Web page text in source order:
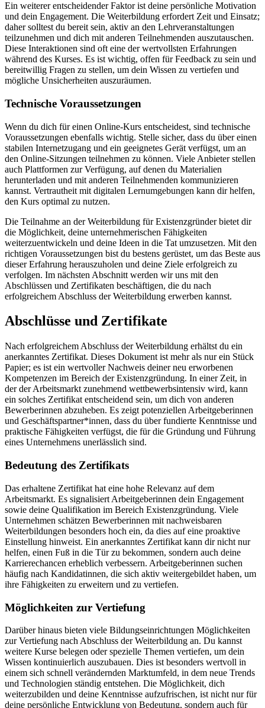
Ein weiterer entscheidender Faktor ist deine persönliche Motivation
und dein Engagement. Die Weiterbildung erfordert Zeit und Einsatz;
daher solltest du bereit sein, aktiv an den Lehrveranstaltungen
teilzunehmen und dich mit anderen Teilnehmenden auszutauschen.
Diese Interaktionen sind oft eine der wertvollsten Erfahrungen
während des Kurses. Es ist wichtig, offen für Feedback zu sein und
bereitwillig Fragen zu stellen, um dein Wissen zu vertiefen und
mögliche Unsicherheiten auszuräumen.
Technische Voraussetzungen
Wenn du dich für einen Online-Kurs entscheidest, sind technische
Voraussetzungen ebenfalls wichtig. Stelle sicher, dass du über einen
stabilen Internetzugang und ein geeignetes Gerät verfügst, um an
den Online-Sitzungen teilnehmen zu können. Viele Anbieter stellen
auch Plattformen zur Verfügung, auf denen du Materialien
herunterladen und mit anderen Teilnehmenden kommunizieren
kannst. Vertrautheit mit digitalen Lernumgebungen kann dir helfen,
den Kurs optimal zu nutzen.
Die Teilnahme an der Weiterbildung für Existenzgründer bietet dir
die Möglichkeit, deine unternehmerischen Fähigkeiten
weiterzuentwickeln und deine Ideen in die Tat umzusetzen. Mit den
richtigen Voraussetzungen bist du bestens gerüstet, um das Beste aus
dieser Erfahrung herauszuholen und deine Ziele erfolgreich zu
verfolgen. Im nächsten Abschnitt werden wir uns mit den
Abschlüssen und Zertifikaten beschäftigen, die du nach
erfolgreichem Abschluss der Weiterbildung erwerben kannst.
Abschlüsse und Zertifikate
Nach erfolgreichem Abschluss der Weiterbildung erhältst du ein
anerkanntes Zertifikat. Dieses Dokument ist mehr als nur ein Stück
Papier; es ist ein wertvoller Nachweis deiner neu erworbenen
Kompetenzen im Bereich der Existenzgründung. In einer Zeit, in
der der Arbeitsmarkt zunehmend wettbewerbsintensiv wird, kann
ein solches Zertifikat entscheidend sein, um dich von anderen
Bewerberinnen abzuheben. Es zeigt potenziellen Arbeitgeberinnen
und Geschäftspartner*innen, dass du über fundierte Kenntnisse und
praktische Fähigkeiten verfügst, die für die Gründung und Führung
eines Unternehmens unerlässlich sind.
Bedeutung des Zertifikats
Das erhaltene Zertifikat hat eine hohe Relevanz auf dem
Arbeitsmarkt. Es signalisiert Arbeitgeberinnen dein Engagement
sowie deine Qualifikation im Bereich Existenzgründung. Viele
Unternehmen schätzen Bewerberinnen mit nachweisbaren
Weiterbildungen besonders hoch ein, da dies auf eine proaktive
Einstellung hinweist. Ein anerkanntes Zertifikat kann dir nicht nur
helfen, einen Fuß in die Tür zu bekommen, sondern auch deine
Karrierechancen erheblich verbessern. Arbeitgeberinnen suchen
häufig nach Kandidatinnen, die sich aktiv weitergebildet haben, um
ihre Fähigkeiten zu erweitern und zu vertiefen.
Möglichkeiten zur Vertiefung
Darüber hinaus bieten viele Bildungseinrichtungen Möglichkeiten
zur Vertiefung nach Abschluss der Weiterbildung an. Du kannst
weitere Kurse belegen oder spezielle Themen vertiefen, um dein
Wissen kontinuierlich auszubauen. Dies ist besonders wertvoll in
einem sich schnell verändernden Marktumfeld, in dem neue Trends
und Technologien ständig entstehen. Die Möglichkeit, dich
weiterzubilden und deine Kenntnisse aufzufrischen, ist nicht nur für
deine persönliche Entwicklung von Bedeutung, sondern auch für